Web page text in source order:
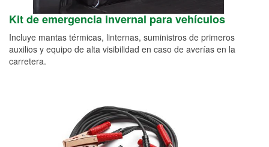
Kit de emergencia invernal para vehículos
Incluye mantas térmicas, linternas, suministros de primeros
auxilios y equipo de alta visibilidad en caso de averías en la
carretera.